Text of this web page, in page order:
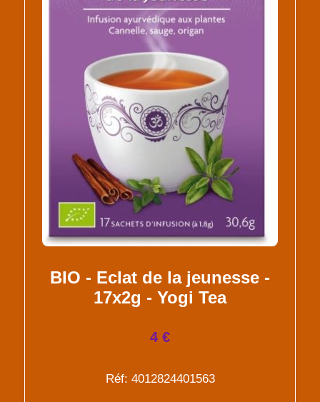
BIO - Eclat de la jeunesse -
17x2g - Yogi Tea
4 €
Réf: 4012824401563